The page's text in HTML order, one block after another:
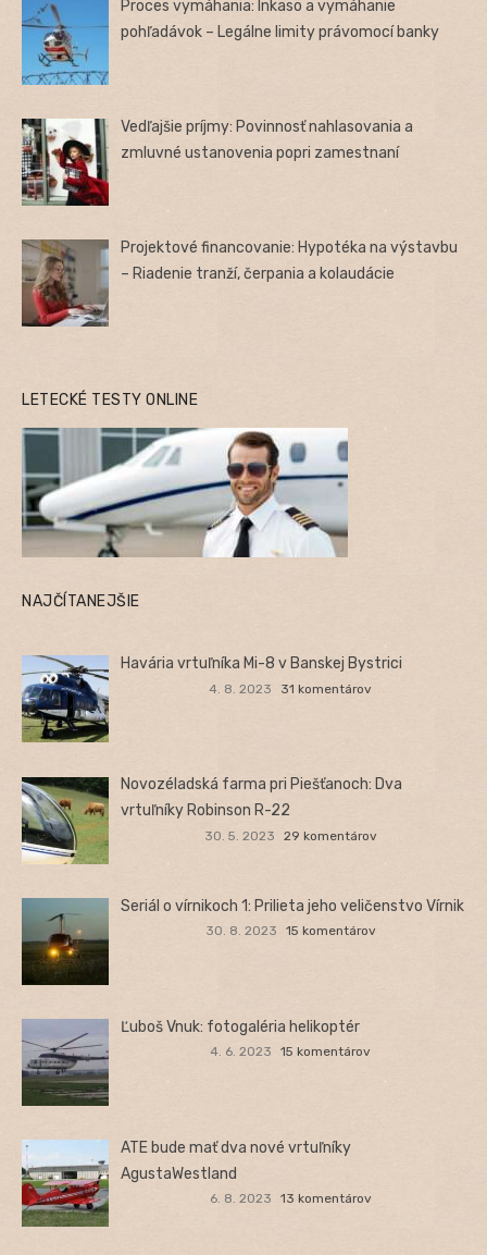
Proces vymáhania: Inkaso a vymáhanie
pohľadávok – Legálne limity právomocí banky
Vedľajšie príjmy: Povinnosť nahlasovania a
zmluvné ustanovenia popri zamestnaní
Projektové financovanie: Hypotéka na výstavbu
– Riadenie tranží, čerpania a kolaudácie
LETECKÉ TESTY ONLINE
NAJČÍTANEJŠIE
Havária vrtuľníka Mi-8 v Banskej Bystrici
4. 8. 2023 31 komentárov
Novozéladská farma pri Piešťanoch: Dva
vrtuľníky Robinson R-22
30. 5. 2023 29 komentárov
Seriál o vírnikoch 1: Prilieta jeho veličenstvo Vírnik
30. 8. 2023 15 komentárov
Ľuboš Vnuk: fotogaléria helikoptér
4. 6. 2023 15 komentárov
ATE bude mať dva nové vrtuľníky
AgustaWestland
6. 8. 2023 13 komentárov